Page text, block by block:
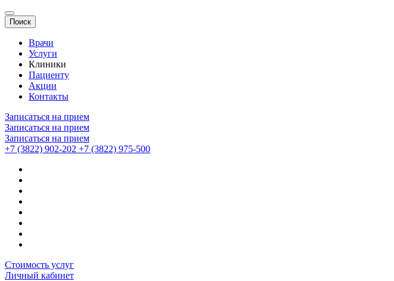
Поиск
Врачи
Услуги
Клиники
Пациенту
Акции
Контакты
Записаться на прием
Записаться на прием
Записаться на прием
+7 (3822) 902-202 +7 (3822) 975-500
Стоимость услуг
Личный кабинет